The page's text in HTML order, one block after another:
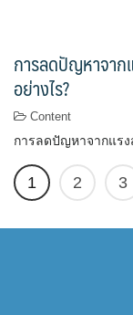
การลดปัญหาจาก
อย่างไร?
Content
การลดปัญหาจากแร
1 2 3